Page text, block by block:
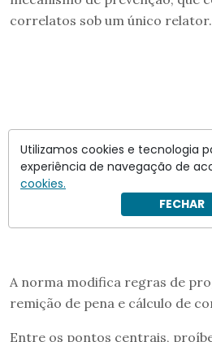
correlatos sob um único relator.
A norma modifica regras de
remição de pena e cálculo de
Entre os pontos centrais,
Utilizamos cookies e tecnologia
experiência de navegação de
cookies.
FECHAR